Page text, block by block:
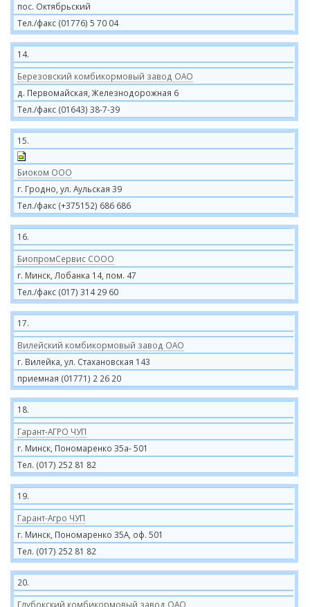
пос. Октябрьский
Тел./факс (01776) 5 70 04
14.
Березовский комбикормовый завод ОАО
д. Первомайская, Железнодорожная 6
Тел./факс (01643) 38-7-39
15.
Биоком ООО
г. Гродно, ул. Аульская 39
Тел./факс (+375152) 686 686
16.
БиопромСервис СООО
г. Минск, Лобанка 14, пом. 47
Тел./факс (017) 314 29 60
17.
Вилейский комбикормовый завод ОАО
г. Вилейка, ул. Стахановская 143
приемная (01771) 2 26 20
18.
Гарант-АГРО ЧУП
г. Минск, Пономаренко 35а- 501
Тел. (017) 252 81 82
19.
Гарант-Агро ЧУП
г. Минск, Пономаренко 35А, оф. 501
Тел. (017) 252 81 82
20.
Глубокский комбикормовый завод ОАО